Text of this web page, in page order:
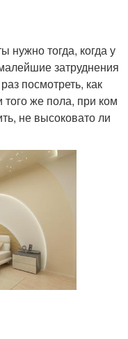
нужно тогда, когда у
затруднения
посмотреть, как
того же пола, при ком
не высоковато ли